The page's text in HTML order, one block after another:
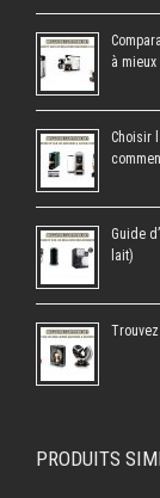
à
Choisir
Guide
lait)
PRODUITS